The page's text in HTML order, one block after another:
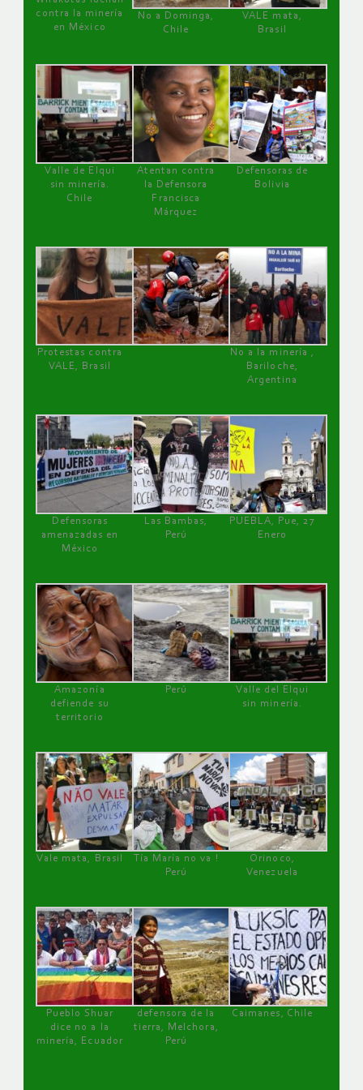
contra la minería
en México
No a Dominga,
Chile
VALE mata,
Brasil
Valle de Elqui
sin minería.
Chile
Atentan contra
la Defensora
Francisca
Márquez
Defensoras de
Bolivia
Protestas contra
VALE, Brasil
No a la minería ,
Bariloche,
Argentina
Defensoras
amenazadas en
México
Las Bambas,
Perú
PUEBLA, Pue, 27
Enero
Amazonía
defiende su
territorio
Perú
Valle del Elqui
sin minería.
Vale mata, Brasil
Tía María no va !
Perú
Orinoco,
Venezuela
Pueblo Shuar
dice no a la
minería, Ecuador
defensora de la
tierra, Melchora,
Perú
Caimanes, Chile